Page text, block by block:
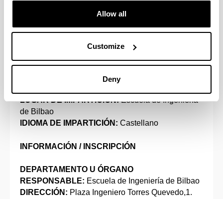
Allow all
Customize
Deny
Pertenencia a la plantilla de la empresa Arcelor
Mittal Sestao S.L
FECHAS DE IMPARTICIÓN:
LUGAR DE IMPARTICIÓN:Escuela de Ingeniería
de Bilbao
IDIOMA DE IMPARTICIÓN: Castellano
INFORMACIÓN / INSCRIPCIÓN
DEPARTAMENTO U ÓRGANO
RESPONSABLE: Escuela de Ingeniería de Bilbao
DIRECCIÓN: Plaza Ingeniero Torres Quevedo,1.